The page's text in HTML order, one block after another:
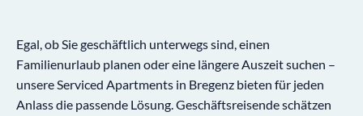
Egal, ob Sie geschäftlich unterwegs sind, einen
Familienurlaub planen oder eine längere Auszeit suchen –
unsere Serviced Apartments in Bregenz bieten für jeden
Anlass die passende Lösung. Geschäftsreisende schätzen